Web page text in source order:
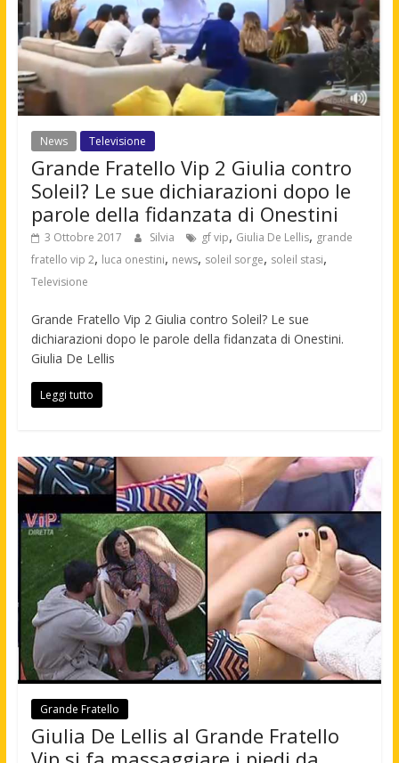
News Televisione
Grande Fratello Vip 2 Giulia contro
Soleil? Le sue dichiarazioni dopo le
parole della fidanzata di Onestini
3 Ottobre 2017 Silvia gf vip, Giulia De Lellis, grande
fratello vip 2, luca onestini, news, soleil sorge, soleil stasi,
Televisione
Grande Fratello Vip 2 Giulia contro Soleil? Le sue
dichiarazioni dopo le parole della fidanzata di Onestini.
Giulia De Lellis
Leggi tutto
Grande Fratello
Giulia De Lellis al Grande Fratello